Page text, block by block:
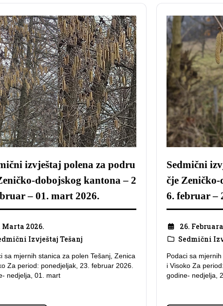
izvještaj polena za podru
dobojskog kantona – 2
– 01. mart 2026.
Marta 2026.
Izvještaj Tešanj
sa mjernih stanica za polen Tešanj, Zenica
Za period: ponedjeljak, 23. februar 2026.
nedjelja, 01. mart
Sedmični
čje
6. februar –
26.
Sedmični
Podaci sa
i Visoko Za
godine- nedjelja,